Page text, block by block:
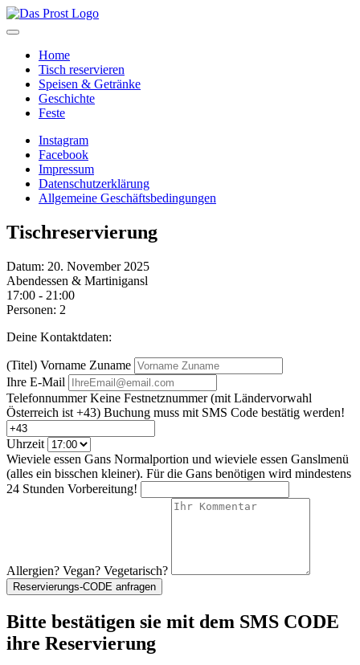
Home
Tisch reservieren
Speisen & Getränke
Geschichte
Feste
Instagram
Facebook
Impressum
Datenschutzerklärung
Allgemeine Geschäftsbedingungen
Tischreservierung
Datum: 20. November 2025
Abendessen & Martinigansl
17:00 - 21:00
Personen: 2
Deine Kontaktdaten:
(Titel) Vorname Zuname
Ihre E-Mail
TelefonnummerKeine Festnetznummer (mit Ländervorwahl
Österreich ist +43) Buchung muss mit SMS Code bestätig werden!
Uhrzeit
Wieviele essen Gans Normalportion und wieviele essen Ganslmenü
(alles ein bisschen kleiner). Für die Gans benötigen wird mindestens
24 Stunden Vorbereitung!
Allergien? Vegan? Vegetarisch?
Reservierungs-CODE anfragen
Bitte bestätigen sie mit dem SMS CODE
ihre Reservierung